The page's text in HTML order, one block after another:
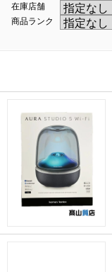
在庫店舗
商品ランク